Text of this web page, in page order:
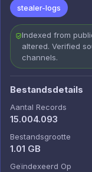
stealer-logs
Indexed from
altered. Verified
channels.
Bestandsdetails
Aantal Records
15.004.093
Bestandsgrootte
1.01 GB
Geïndexeerd Op